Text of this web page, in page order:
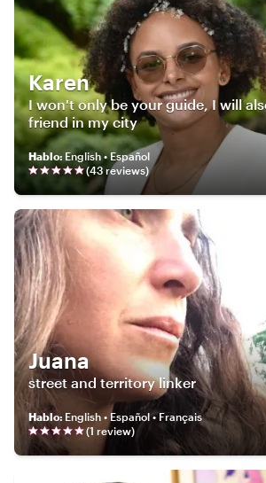
Karen
I won't only be your guide, I will
friend in my city
Hablo: English • Español
(43 reviews)
Juana
street and territory linker
Hablo: English • Español • Français
(1 review)